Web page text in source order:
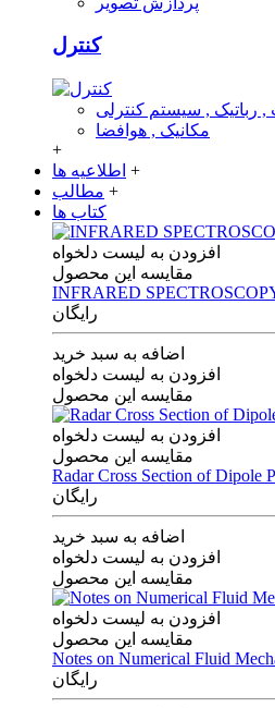
کنترل
رباتیک , سیستم کنترلی
مکانیک , هوافضا
+
اطلاعیه ها +
مطالب +
کتاب ها
افزودن به لیست دلخواه
مقایسه این محصول
INFRARED
رایگان
اضافه به سبد خرید
افزودن به لیست دلخواه
مقایسه این محصول
افزودن به لیست دلخواه
مقایسه این محصول
Radar Cross Section of Dipole
رایگان
اضافه به سبد خرید
افزودن به لیست دلخواه
مقایسه این محصول
افزودن به لیست دلخواه
مقایسه این محصول
Notes on Numerical Fluid
رایگان